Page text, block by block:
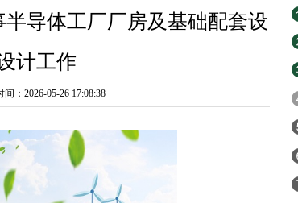
导体工厂厂房及基础配套设
计工作
：2026-05-26 17:08:38